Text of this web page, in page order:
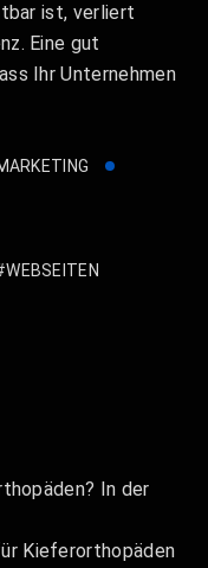
ist, verliert
Eine gut
Ihr Unternehmen
In der
Kieferorthopäden